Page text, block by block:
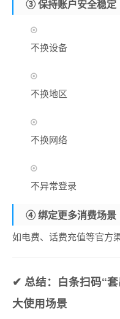
③ 保持账户安全稳定
不换设备
不换地区
不换网络
不异常登录
④ 绑定更多消费场景
如电费、话费充值等官方渠
✔ 总结：白条扫码“
大使用场景